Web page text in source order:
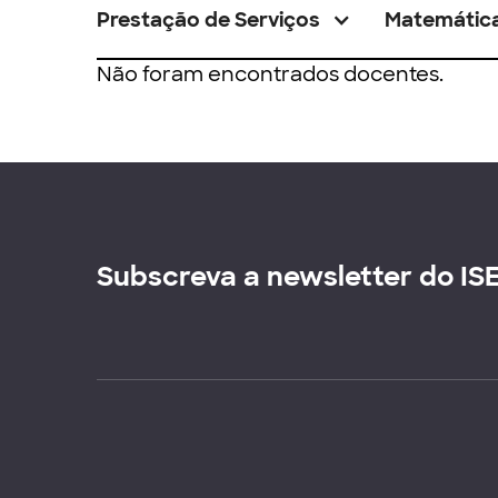
Prestação de Serviços
Não foram encontrados docentes.
Subscreva a newsletter do